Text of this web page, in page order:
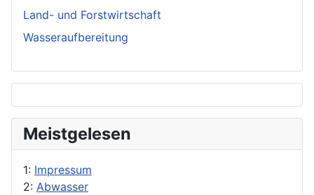
Land- und Forstwirtschaft
Wasseraufbereitung
Meistgelesen
1: Impressum
2: Abwasser